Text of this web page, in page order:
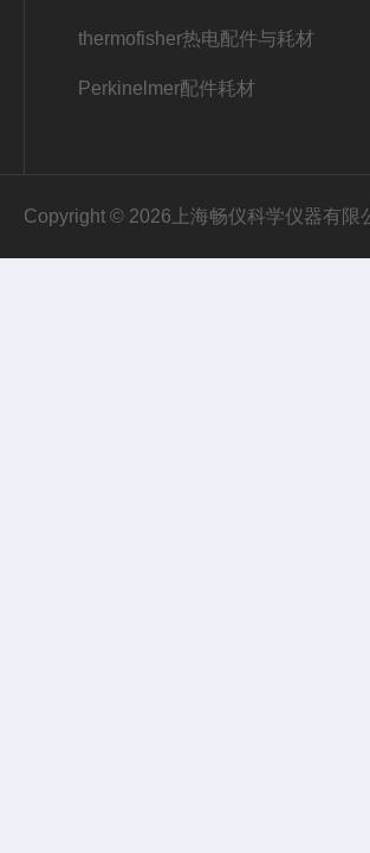
thermofisher热电配件与耗材
Perkinelmer配件耗材
Copyright © 2026上海畅仪科学仪器有